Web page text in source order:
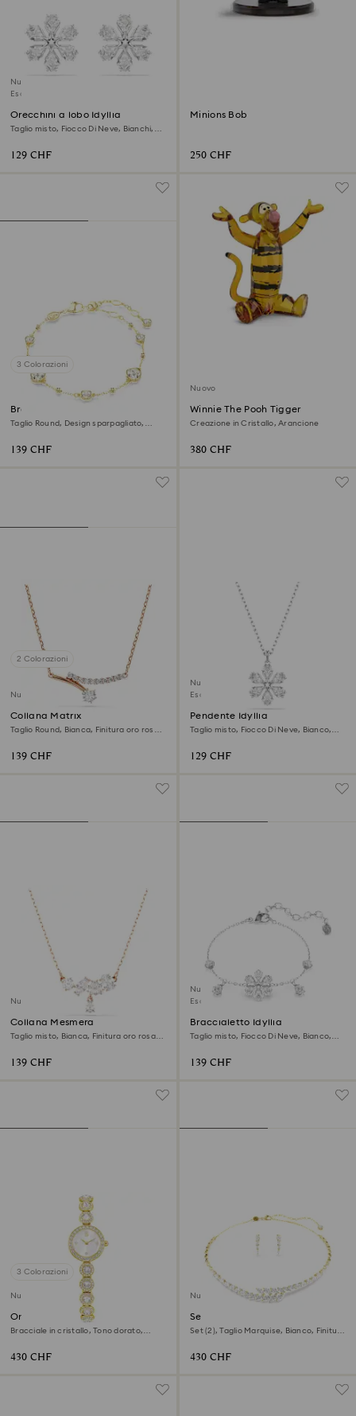
Nuovo
Esclusiva online
Orecchini a lobo Idyllia
Taglio misto, Fiocco Di Neve, Bianchi,
129 CHF
Minions Bob
250 CHF
3 Colorazioni
Braccialetto Imber
Taglio Round, Design sparpagliato,
139 CHF
Nuovo
Winnie The Pooh Tigger
Creazione in Cristallo, Arancione
380 CHF
2 Colorazioni
Nuovo
Collana Matrix
Taglio Round, Bianca, Finitura oro rosa
139 CHF
Nuovo
Esclusiva online
Pendente Idyllia
Taglio misto, Fiocco Di Neve, Bianco,
129 CHF
Nuovo
Collana Mesmera
Taglio misto, Bianca, Finitura oro rosa
139 CHF
Nuovo
Esclusiva online
Braccialetto Idyllia
Taglio misto, Fiocco Di Neve, Bianco,
139 CHF
3 Colorazioni
Nuovo
Orologio Una Angelic
Bracciale in cristallo, Tono dorato,
430 CHF
Nuovo
Set Mesmera
Set (2), Taglio Marquise, Bianco, Finitura
430 CHF